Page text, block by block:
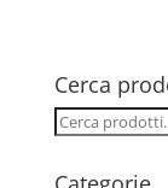
Cerca
Cerca: